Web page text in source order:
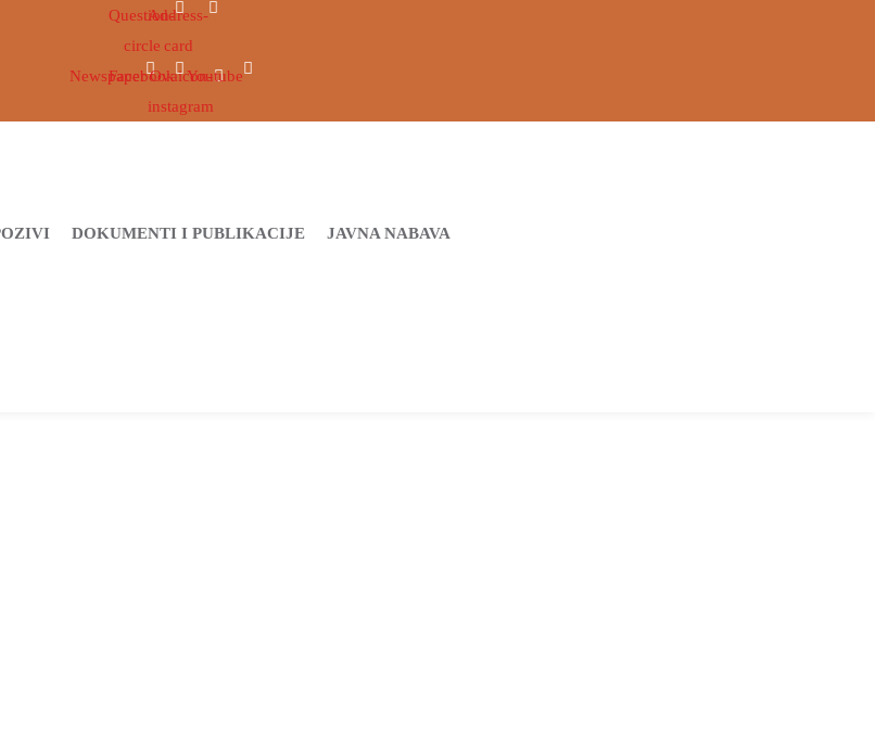
Question-
circle
Address-
card
Newspaper
FacebookOvaicon-
instagram
Youtube
DOKUMENTI I PUBLIKACIJE JAVNA NABAVA